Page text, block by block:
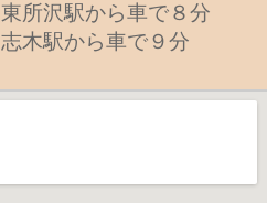
東所沢駅から車で８分
志木駅から車で９分